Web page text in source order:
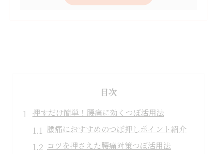
目次
押すだけ簡単！腰痛に効くつぼ活用法
腰痛におすすめのつぼ押しポイント紹介
コツを押さえた腰痛対策つぼ活用法